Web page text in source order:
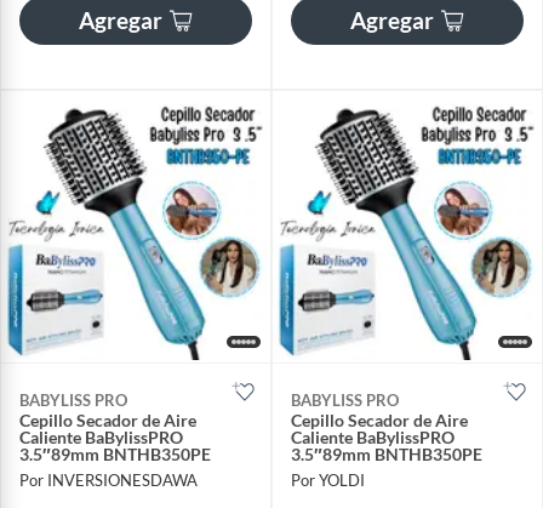
Agregar Agregar
BABYLISS PRO
Cepillo Secador de Aire
Caliente BaBylissPRO
3.5″89mm BNTHB350PE
Por INVERSIONESDAWA
BABYLISS PRO
Cepillo Secador de Aire
Caliente BaBylissPRO
3.5″89mm BNTHB350PE
Por YOLDI